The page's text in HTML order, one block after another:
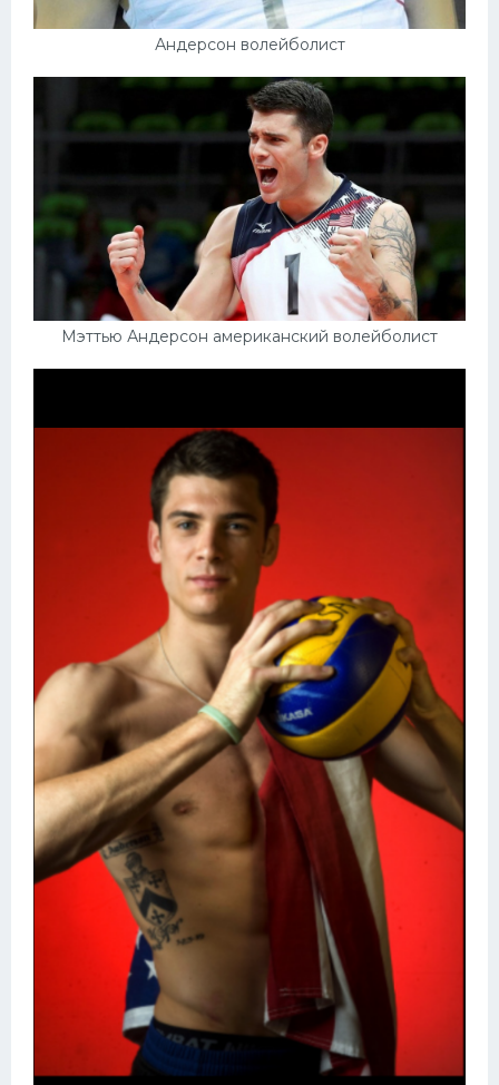
Андерсон волейболист
Мэттью Андерсон американский волейболист